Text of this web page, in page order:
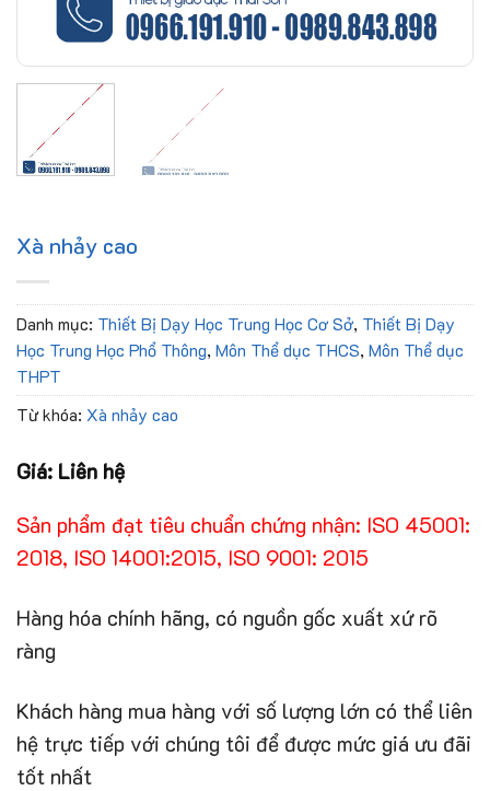
Xà nhảy cao
Danh mục: Thiết Bị Dạy Học Trung Học Cơ Sở, Thiết Bị Dạy
Học Trung Học Phổ Thông, Môn Thể dục THCS, Môn Thể dục
THPT
Từ khóa: Xà nhảy cao
Giá: Liên hệ
Sản phẩm đạt tiêu chuẩn chứng nhận: ISO 45001:
2018, ISO 14001:2015, ISO 9001: 2015
Hàng hóa chính hãng, có nguồn gốc xuất xứ rõ
ràng
Khách hàng mua hàng với số lượng lớn có thể liên
hệ trực tiếp với chúng tôi để được mức giá ưu đãi
tốt nhất